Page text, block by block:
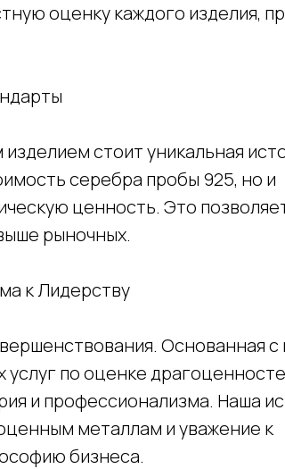
оценку каждого изделия,
стоит уникальная
серебра пробы 925, но и
ценность. Это
рыночных.
к Лидерству
Основанная с
по оценке
и профессионализма. Наша
металлам и уважение к
бизнеса.